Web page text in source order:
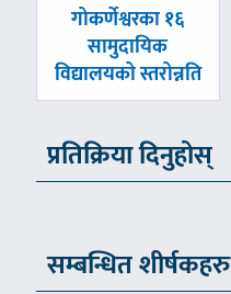
पछिल्लाे
गोकर्णेश्वरका १६
सामुदायिक
विद्यालयको स्तरोन्नति
प्रतिक्रिया दिनुहोस्
सम्बन्धित शीर्षकहरु